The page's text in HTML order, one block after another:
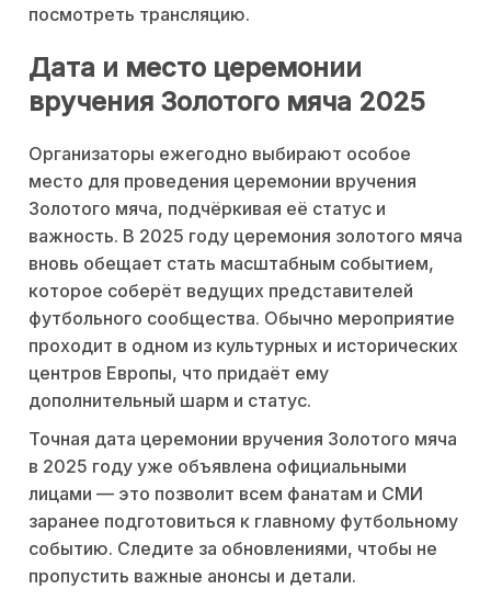
посмотреть трансляцию.
Дата и место церемонии
вручения Золотого мяча 2025
Организаторы ежегодно выбирают особое
место для проведения церемонии вручения
Золотого мяча, подчёркивая её статус и
важность. В 2025 году церемония золотого мяча
вновь обещает стать масштабным событием,
которое соберёт ведущих представителей
футбольного сообщества. Обычно мероприятие
проходит в одном из культурных и исторических
центров Европы, что придаёт ему
дополнительный шарм и статус.
Точная дата церемонии вручения Золотого мяча
в 2025 году уже объявлена официальными
лицами — это позволит всем фанатам и СМИ
заранее подготовиться к главному футбольному
событию. Следите за обновлениями, чтобы не
пропустить важные анонсы и детали.